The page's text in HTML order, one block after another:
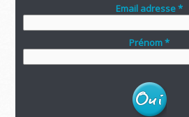
Email adresse *
Prénom *